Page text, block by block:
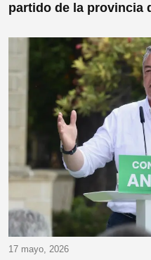
partido de la provincia
17 mayo, 2026